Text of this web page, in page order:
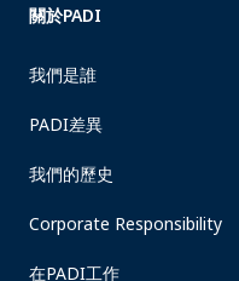
關於PADI
我們是誰
PADI差異
我們的歷史
Corporate Responsibility
在PADI工作